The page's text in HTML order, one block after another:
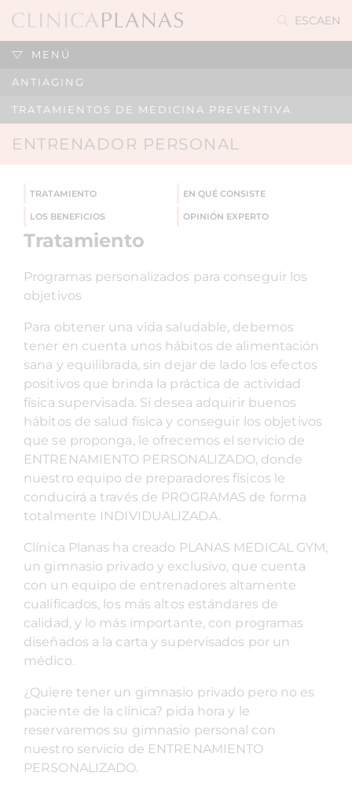
ESCAEN
MENÚ
ANTIAGING
TRATAMIENTOS DE MEDICINA PREVENTIVA
ENTRENADOR PERSONAL
TRATAMIENTO EN QUÉ CONSISTE
LOS BENEFICIOS OPINIÓN EXPERTO
Tratamiento
Programas personalizados para conseguir los
objetivos
Para obtener una vida saludable, debemos
tener en cuenta unos hábitos de alimentación
sana y equilibrada, sin dejar de lado los efectos
positivos que brinda la práctica de actividad
física supervisada. Si desea adquirir buenos
hábitos de salud física y conseguir los objetivos
que se proponga, le ofrecemos el servicio de
ENTRENAMIENTO PERSONALIZADO, donde
nuestro equipo de preparadores físicos le
conducirá a través de PROGRAMAS de forma
totalmente INDIVIDUALIZADA.
Clínica Planas ha creado PLANAS MEDICAL GYM,
un gimnasio privado y exclusivo, que cuenta
con un equipo de entrenadores altamente
cualificados, los más altos estándares de
calidad, y lo más importante, con programas
diseñados a la carta y supervisados por un
médico.
¿Quiere tener un gimnasio privado pero no es
paciente de la clínica? pida hora y le
reservaremos su gimnasio personal con
nuestro servicio de ENTRENAMIENTO
PERSONALIZADO.